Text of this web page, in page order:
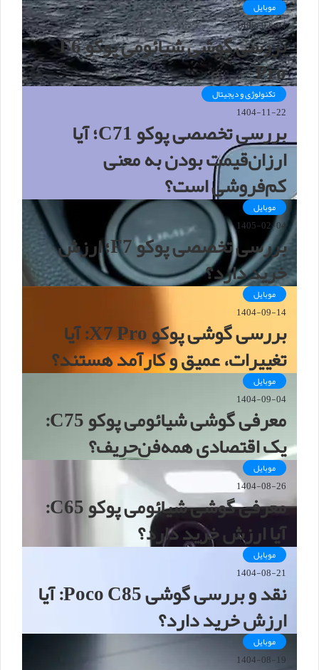
ت
موبایل
1405-02-04
بررسی گوشی شیائومی پوکو F6
Pro
تکنولوژی و دیجیتال
1404-11-22
بررسی تخصصی پوکو C71؛ آیا
ارزان‌قیمت بودن به معنی
کم‌فروشی است؟
موبایل
1405-02-04
بررسی تخصصی پوکو F7؛ ارزش
خرید دارد؟
موبایل
1404-09-14
بررسی گوشی پوکو X7 Pro: آیا
تغییرات، عمیق و کارآمد هستند؟
موبایل
1404-09-04
معرفی گوشی شیائومی پوکو C75:
یک اقتصادی همه‌فن‌حریف؟
موبایل
1404-08-26
معرفی گوشی شیائومی پوکو C65:
آیا ارزش خرید دارد؟
موبایل
1404-08-21
نقد و بررسی گوشی Poco C85: آیا
ارزش خرید دارد؟
موبایل
1404-08-19